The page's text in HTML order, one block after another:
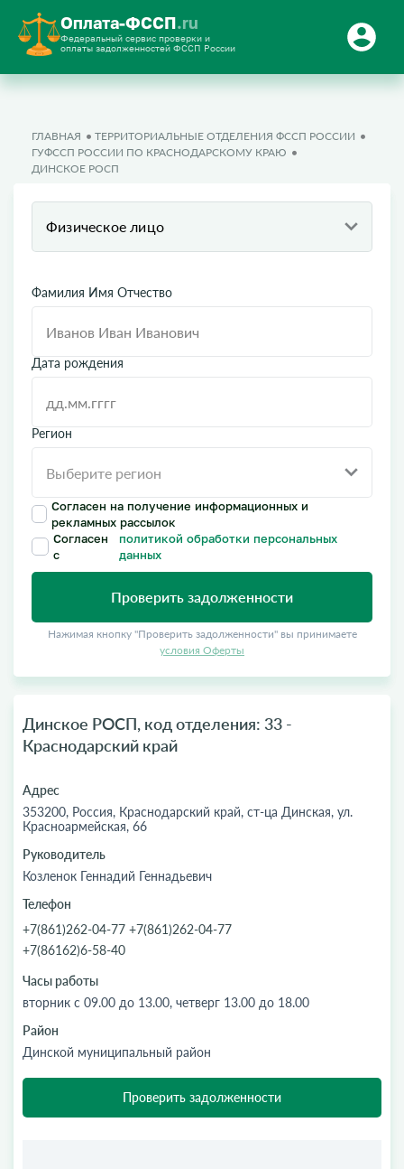
Оплата-ФССП.ru
Федеральный сервис проверки и
оплаты задолженностей ФССП России
ГЛАВНАЯ
ТЕРРИТОРИАЛЬНЫЕ ОТДЕЛЕНИЯ ФССП РОССИИ
ГУФССП РОССИИ ПО КРАСНОДАРСКОМУ КРАЮ
ДИНСКОЕ РОСП
Физическое лицо
Фамилия Имя Отчество
Дата рождения
Регион
Согласен на получение информационных и
рекламных рассылок
Согласен
с
политикой обработки персональных
данных
Проверить задолженности
Нажимая кнопку "Проверить задолженности" вы принимаете
условия Оферты
Динское РОСП, код отделения: 33 -
Краснодарский край
Адрес
353200, Россия, Краснодарский край, ст-ца Динская, ул.
Красноармейская, 66
Руководитель
Козленок Геннадий Геннадьевич
Телефон
+7(861)262-04-77 +7(861)262-04-77
+7(86162)6-58-40
Часы работы
вторник с 09.00 до 13.00, четверг 13.00 до 18.00
Район
Динской муниципальный район
Проверить задолженности